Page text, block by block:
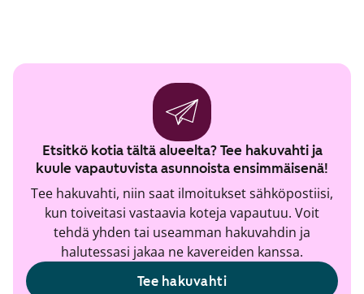
Etsitkö kotia tältä alueelta? Tee hakuvahti ja
kuule vapautuvista asunnoista ensimmäisenä!
Tee hakuvahti, niin saat ilmoitukset sähköpostiisi,
kun toiveitasi vastaavia koteja vapautuu. Voit
tehdä yhden tai useamman hakuvahdin ja
halutessasi jakaa ne kavereiden kanssa.
Tee hakuvahti